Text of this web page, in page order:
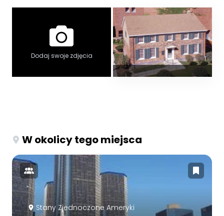
Dodaj swoje zdjęcia
W okolicy tego miejsca
Stany Zjednoczone Ameryki